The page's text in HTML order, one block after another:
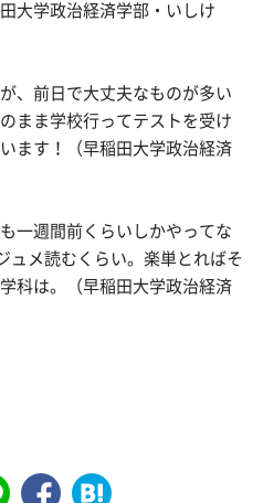
大学政治経済学部・いしけ
、前日で大丈夫なものが多い
まま学校行ってテストを受け
ます！（早稲田大学政治経済
一週間前くらいしかやってな
ュメ読むくらい。楽単とればそ
科は。（早稲田大学政治経済